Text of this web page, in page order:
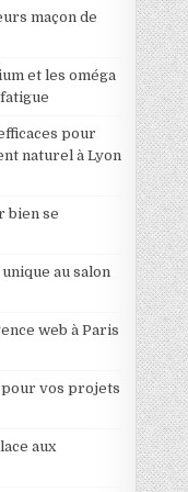
maçon de
et les oméga
pour
naturel à Lyon
bien se
au salon
web à Paris
vos projets
aux